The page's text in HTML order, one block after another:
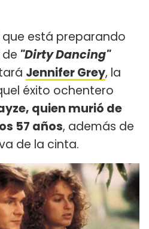
está preparando
"Dirty Dancing"
Jennifer Grey, la
éxito ochentero
quien murió de
57 años, además de
de la cinta.